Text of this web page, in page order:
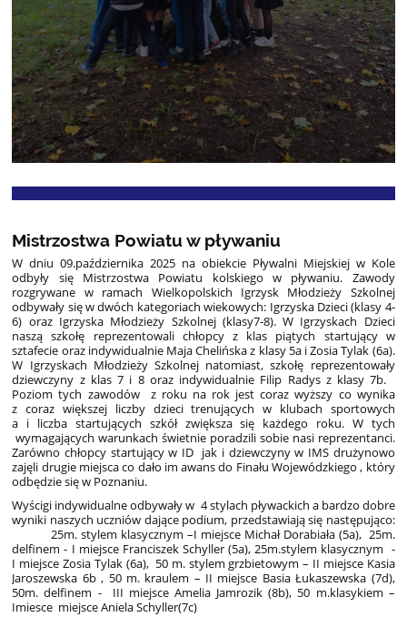
Mistrzostwa Powiatu w pływaniu
W dniu 09.października 2025 na obiekcie Pływalni Miejskiej w Kole
odbyły się Mistrzostwa Powiatu kolskiego w pływaniu. Zawody
rozgrywane w ramach Wielkopolskich Igrzysk Młodzieży Szkolnej
odbywały się w dwóch kategoriach wiekowych: Igrzyska Dzieci (klasy 4-
6) oraz Igrzyska Młodzieży Szkolnej (klasy7-8). W Igrzyskach Dzieci
naszą szkołę reprezentowali chłopcy z klas piątych startujący w
sztafecie oraz indywidualnie Maja Chelińska z klasy 5a i Zosia Tylak (6a).
W Igrzyskach Młodzieży Szkolnej natomiast, szkołę reprezentowały
dziewczyny z klas 7 i 8 oraz indywidualnie Filip Radys z klasy 7b.
Poziom tych zawodów z roku na rok jest coraz wyższy co wynika
z coraz większej liczby dzieci trenujących w klubach sportowych
a i liczba startujących szkół zwiększa się każdego roku. W tych
wymagających warunkach świetnie poradzili sobie nasi reprezentanci.
Zarówno chłopcy startujący w ID jak i dziewczyny w IMS drużynowo
zajęli drugie miejsca co dało im awans do Finału Wojewódzkiego , który
odbędzie się w Poznaniu.
Wyścigi indywidualne odbywały w 4 stylach pływackich a bardzo dobre
wyniki naszych uczniów dające podium, przedstawiają się następująco:
25m. stylem klasycznym –I miejsce Michał Dorabiała (5a), 25m.
delfinem - I miejsce Franciszek Schyller (5a), 25m.stylem klasycznym -
I miejsce Zosia Tylak (6a), 50 m. stylem grzbietowym – II miejsce Kasia
Jaroszewska 6b , 50 m. kraulem – II miejsce Basia Łukaszewska (7d),
50m. delfinem - III miejsce Amelia Jamrozik (8b), 50 m.klasykiem –
Imiesce miejsce Aniela Schyller(7c)